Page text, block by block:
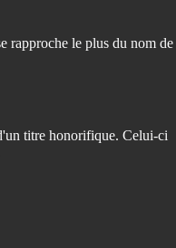
rapproche le plus du nom de
titre honorifique. Celui-ci